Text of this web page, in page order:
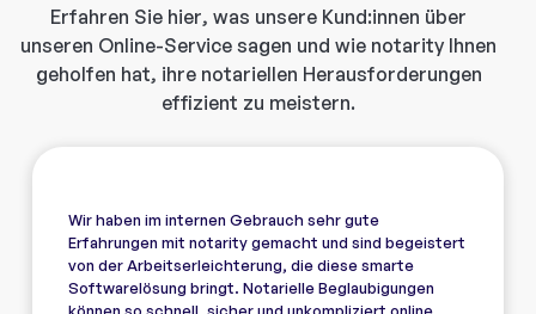
Erfahren Sie hier, was unsere Kund:innen über
unseren Online-Service sagen und wie notarity Ihnen
geholfen hat, ihre notariellen Herausforderungen
effizient zu meistern.
Wir haben im internen Gebrauch sehr gute
Erfahrungen mit notarity gemacht und sind begeistert
von der Arbeitserleichterung, die diese smarte
Softwarelösung bringt. Notarielle Beglaubigungen